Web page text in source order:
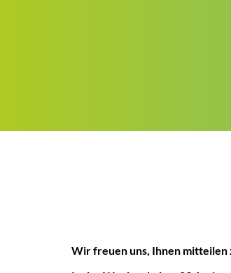
Wir freuen uns, Ihnen mitteilen